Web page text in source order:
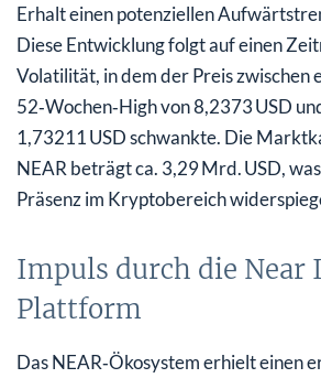
Erhalt einen potenziellen
Diese Entwicklung folgt auf einen
Volatilität, in dem der Preis zwischen
52‑Wochen‑High von 8,2373 USD
1,73211 USD schwankte. Die
NEAR beträgt ca. 3,29 Mrd. USD,
Präsenz im Kryptobereich
Impuls durch die Near
Plattform
Das NEAR‑Ökosystem erhielt einen